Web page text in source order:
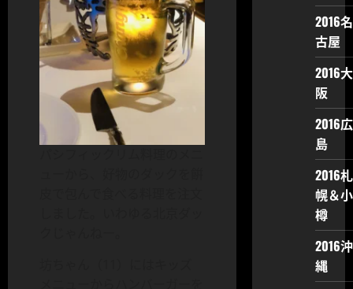
2016名
古屋
2016大
阪
2016広
島
2016札
幌＆小
樽
2016沖
縄